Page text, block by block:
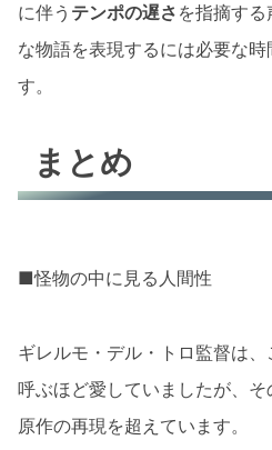
に伴う テンポの遅さ を指摘す
な物語を表現するには必要な
す。
まとめ
■怪物の中に見る人間性
ギレルモ・デル・トロ監督は
呼ぶほど愛していましたが、
原作の再現を超えています。